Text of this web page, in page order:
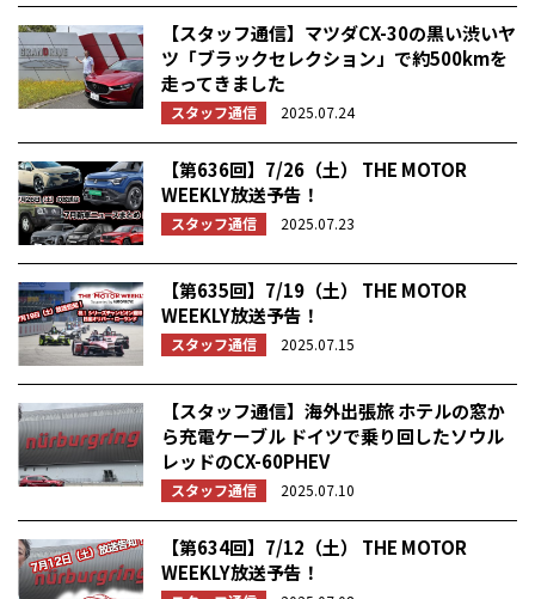
【スタッフ通信】マツダCX-30の黒い渋いヤ
ツ「ブラックセレクション」で約500kmを
走ってきました
スタッフ通信 2025.07.24
【第636回】7/26（土） THE MOTOR
WEEKLY放送予告！
スタッフ通信 2025.07.23
【第635回】7/19（土） THE MOTOR
WEEKLY放送予告！
スタッフ通信 2025.07.15
【スタッフ通信】海外出張旅 ホテルの窓か
ら充電ケーブル ドイツで乗り回したソウル
レッドのCX-60PHEV
スタッフ通信 2025.07.10
【第634回】7/12（土） THE MOTOR
WEEKLY放送予告！